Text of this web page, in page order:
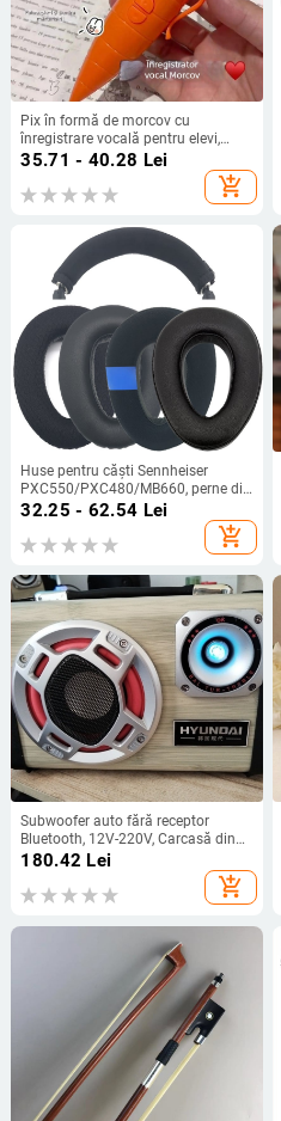
Pix în formă de morcov cu
înregistrare vocală pentru elevi,
jucărie drăguță
35.71 - 40.28 Lei
add_shopping_cart
Huse pentru căști Sennheiser
PXC550/PXC480/MB660, perne din
burete și husă din piele
32.25 - 62.54 Lei
add_shopping_cart
Subwoofer auto fără receptor
Bluetooth, 12V-220V, Carcasă din
aliaj de aluminiu, IPX4, 40Hz-
încorporată 1200-2000mAh, SY-31
180.42 Lei
add_shopping_cart